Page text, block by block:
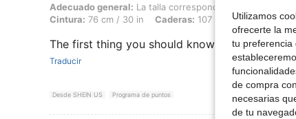
Adecuado general: La talla corresponde, Altura: 169 cm / 67 in,
Adecuado general: La talla corresponde
Cintura: 76 cm / 30 in Caderas: 107 cm / 42 in Color:
The first thing you should know is the best
Traducir
Desde SHEIN US Programa de puntos
Utilizamos
ofrecerte la
tu preferencia
de compra
necesarias
de tu